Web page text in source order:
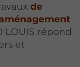
de
LOUIS répond
et